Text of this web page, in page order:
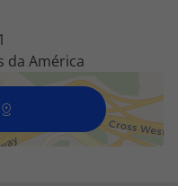
da América